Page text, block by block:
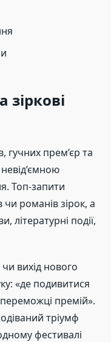
зіркові
гучних прем’єр та
Топ-запити
чи романів зірок, а
літературні події,
вихід нового
«де подивитися
премій».
тріумф
фестивалі